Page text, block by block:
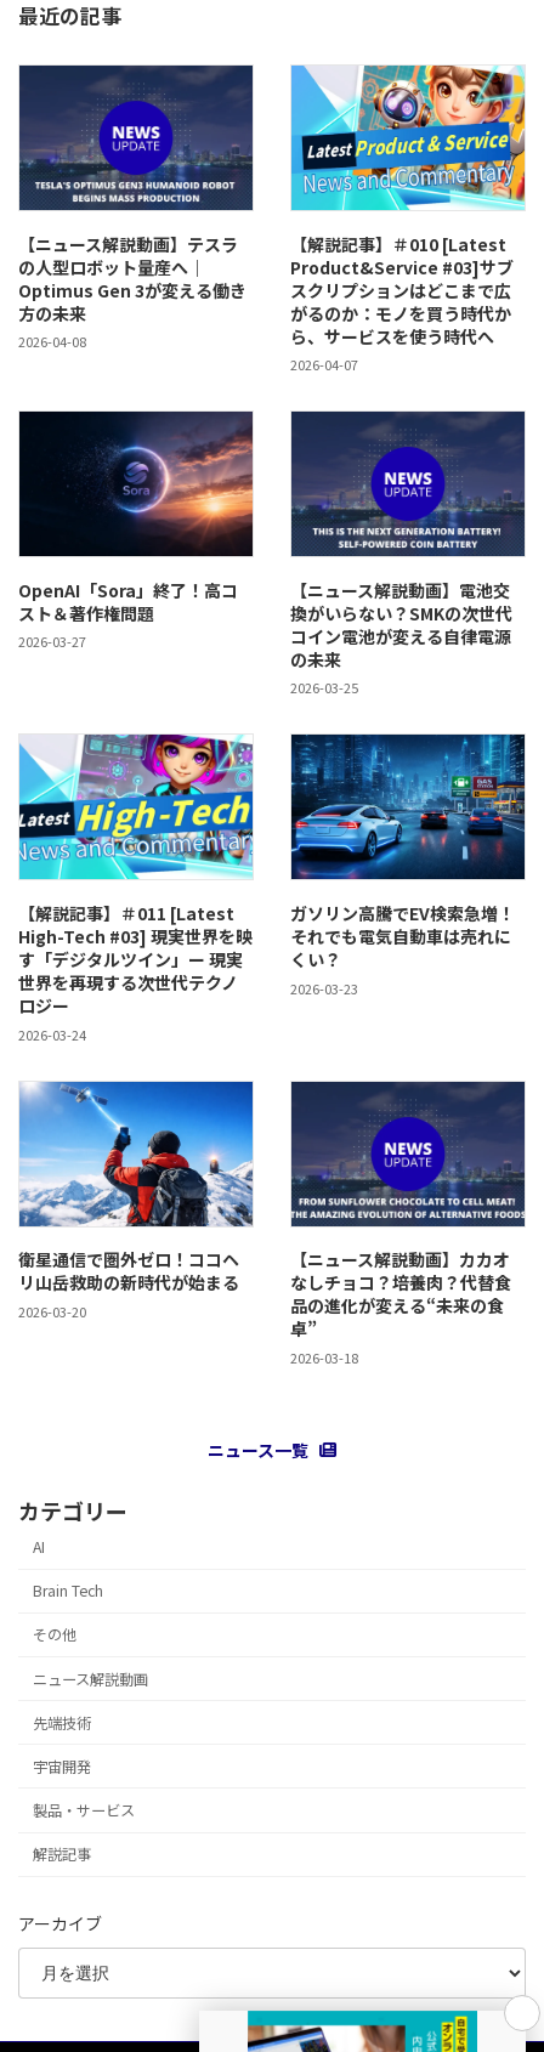
最近の記事
【ニュース解説動画】テスラ
の人型ロボット量産へ｜
Optimus Gen 3が変える働き
方の未来
2026-04-08
【解説記事】＃010 [Latest
Product&Service #03]サブ
スクリプションはどこまで広
がるのか：モノを買う時代か
ら、サービスを使う時代へ
2026-04-07
OpenAI「Sora」終了！高コ
スト＆著作権問題
2026-03-27
【ニュース解説動画】電池交
換がいらない？SMKの次世代
コイン電池が変える自律電源
の未来
2026-03-25
【解説記事】＃011 [Latest
High-Tech #03] 現実世界を映
す「デジタルツイン」ー 現実
世界を再現する次世代テクノ
ロジー
2026-03-24
ガソリン高騰でEV検索急増！
それでも電気自動車は売れに
くい？
2026-03-23
衛星通信で圏外ゼロ！ココヘ
リ山岳救助の新時代が始まる
2026-03-20
【ニュース解説動画】カカオ
なしチョコ？培養肉？代替食
品の進化が変える“未来の食
卓”
2026-03-18
ニュース一覧
カテゴリー
AI
Brain Tech
その他
ニュース解説動画
先端技術
宇宙開発
製品・サービス
解説記事
アーカイブ